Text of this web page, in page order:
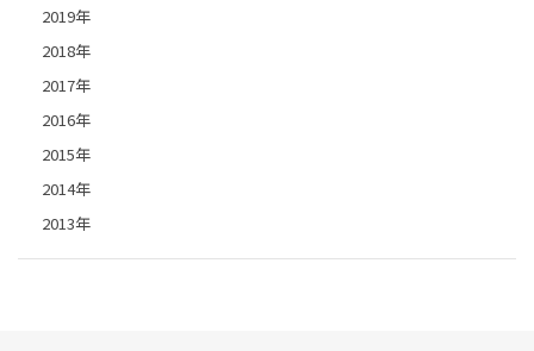
2019年
2018年
2017年
2016年
2015年
2014年
2013年